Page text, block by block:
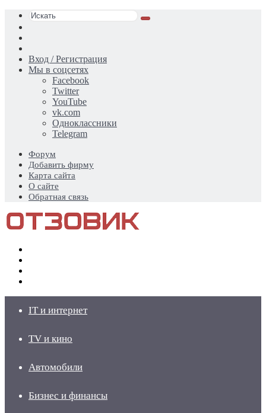
Искать
статья
Вход / Регистрация
Мы в соцсетях
Facebook
Twitter
YouTube
vk.com
Одноклассники
Telegram
Форум
Добавить фирму
Карта сайта
О сайте
Обратная связь
IT и интернет
TV и кино
Автомобили
Бизнес и финансы